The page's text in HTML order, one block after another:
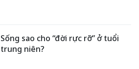
Sống sao cho “đời rực rỡ” ở tuổi
trung niên?